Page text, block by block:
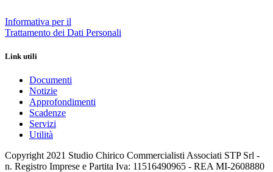
Informativa per il
Trattamento dei Dati Personali
Link utili
Documenti
Notizie
Approfondimenti
Scadenze
Servizi
Utilità
Copyright 2021 Studio Chirico Commercialisti Associati STP Srl -
n. Registro Imprese e Partita Iva: 11516490965 - REA MI-2608880